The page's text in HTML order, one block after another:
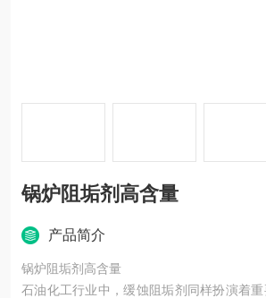
锅炉阻垢剂高含量
产品简介
锅炉阻垢剂高含量
石油化工行业中，缓蚀阻垢剂同样扮演着重